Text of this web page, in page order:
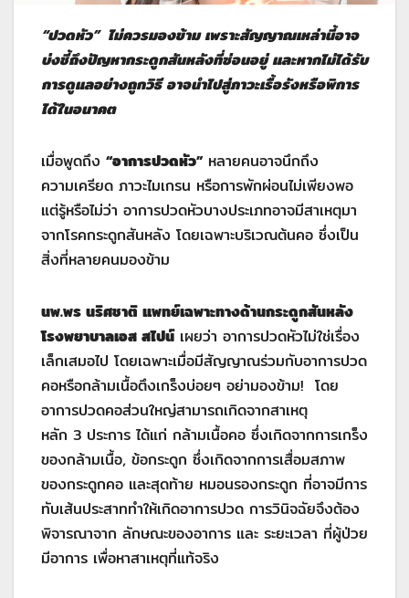
“ปวดหัว” ไม่ควรมองข้าม เพราะสัญญาณเหล่านี้อาจ
บ่งชี้ถึงปัญหากระดูกสันหลังที่ซ่อนอยู่ และหากไม่ได้รับ
การดูแลอย่างถูกวิธี อาจนำไปสู่ภาวะเรื้อรังหรือพิการ
ได้ในอนาคต
เมื่อพูดถึง “อาการปวดหัว” หลายคนอาจนึกถึง
ความเครียด ภาวะไมเกรน หรือการพักผ่อนไม่เพียงพอ
แต่รู้หรือไม่ว่า อาการปวดหัวบางประเภทอาจมีสาเหตุมา
จากโรคกระดูกสันหลัง โดยเฉพาะบริเวณต้นคอ ซึ่งเป็น
สิ่งที่หลายคนมองข้าม
นพ.พร นริศชาติ แพทย์เฉพาะทางด้านกระดูกสันหลัง
โรงพยาบาลเอส สไปน์เผยว่า อาการปวดหัวไม่ใช่เรื่อง
เล็กเสมอไป โดยเฉพาะเมื่อมีสัญญาณร่วมกับอาการปวด
คอหรือกล้ามเนื้อตึงเกร็งบ่อยๆ อย่ามองข้าม! โดย
อาการปวดคอส่วนใหญ่สามารถเกิดจากสาเหตุ
หลัก 3 ประการ ได้แก่ กล้ามเนื้อคอ ซึ่งเกิดจากการเกร็ง
ของกล้ามเนื้อ, ข้อกระดูก ซึ่งเกิดจากการเสื่อมสภาพ
ของกระดูกคอ และสุดท้าย หมอนรองกระดูก ที่อาจมีการ
ทับเส้นประสาททำให้เกิดอาการปวด การวินิจฉัยจึงต้อง
พิจารณาจาก ลักษณะของอาการ และ ระยะเวลา ที่ผู้ป่วย
มีอาการ เพื่อหาสาเหตุที่แท้จริง